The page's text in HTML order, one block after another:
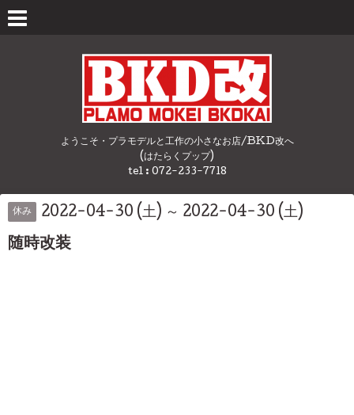
ようこそ・プラモデルと工作の小さなお店/BKD改へ
(はたらくプップ)
tel : 072-233-7718
休み 2022-04-30 (土) ～ 2022-04-30 (土)
随時改装